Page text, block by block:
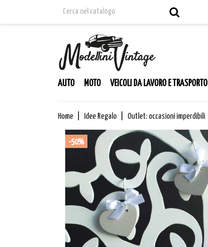
AUTO MOTO VEICOLI DA LAVORO E TRASPORTO
Home Idee Regalo Outlet: occasioni imperdibili
-50%